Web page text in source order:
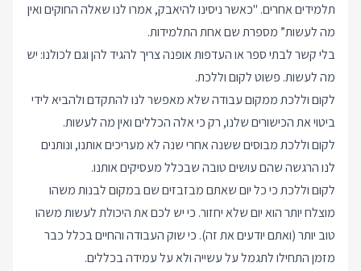
תלמידים אחרים. "כאשר ניסינו להיאבק, אמרו לנו שאלה החוקים ואין
מה לעשות” מספרת שם אחת התלמידות.
בלי קשר לבתי ספר או העדפות אופנה צריך להגיד להן וגם לכולנו: יש
מה לעשות. פשוט לקום וללכת.
לקום וללכת ממקום עבודה שלא מאפשר לנו להתקדם ולהביא לידי
ביטוי את הכישורים שלנו, רק כי אלה הכללים ואין מה לעשות.
לקום וללכת מבוסים ששנה אחרי שנה לא מעריכים אותנו, ונותנים
לנו הרגשה שהם עושים טובה שבכלל מעסיקים אותנו.
לקום וללכת כי כל יום שאתם מבזבזים שם במקום לבנות משהו
מוצלח יותר הוא יום שלא יחזור. כי יש לכם את היכולת לעשות משהו
טוב יותר (ואתם יודעים את זה). כי שוק העבודה והחיים בכלל כבר
מזמן התחילו לתגמל על עשייה ולא על עמידה בכללים.